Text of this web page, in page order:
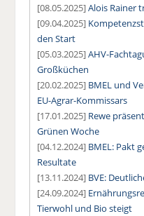
[08.05.2025]Alois Rainer
[09.04.2025]
den Start
[05.03.2025]AHV-
Großküchen
[20.02.2025] BMEL und
EU-Agrar-Kommissars
[17.01.2025] Rewe
Grünen Woche
[04.12.2024] BMEL: Pakt
Resultate
[13.11.2024] BVE:
[24.09.2024]
Tierwohl und Bio steigt